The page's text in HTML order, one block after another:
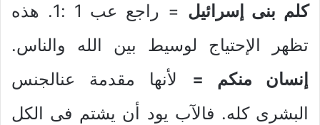
كلم بنى إسرائيل
= راجع عب 1 :1. هذه
تظهر الإحتياج لوسيط بين الله والناس.
إنسان منكم = لأنها مقدمة عنالجنس
البشرى كله. فالآب يود أن يشتم فى الكل